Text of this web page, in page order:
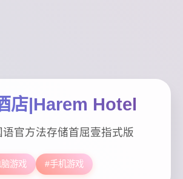
店|Harem Hotel
语官方法存储首屈壹指式版
游戏 #手机游戏